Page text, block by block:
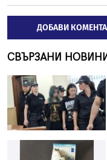
ДОБАВИ
СВЪРЗАНИ НОВИНИ